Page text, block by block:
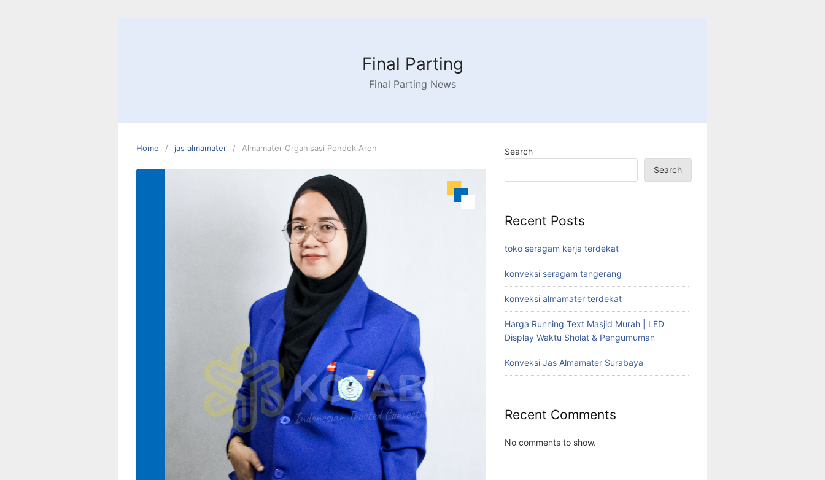
Final Parting
Final Parting News
Home jas almamater Almamater Organisasi Pondok Aren
Search
Search
Recent Posts
toko seragam kerja terdekat
konveksi seragam tangerang
konveksi almamater terdekat
Harga Running Text Masjid Murah | LED
Display Waktu Sholat & Pengumuman
Konveksi Jas Almamater Surabaya
Recent Comments
No comments to show.